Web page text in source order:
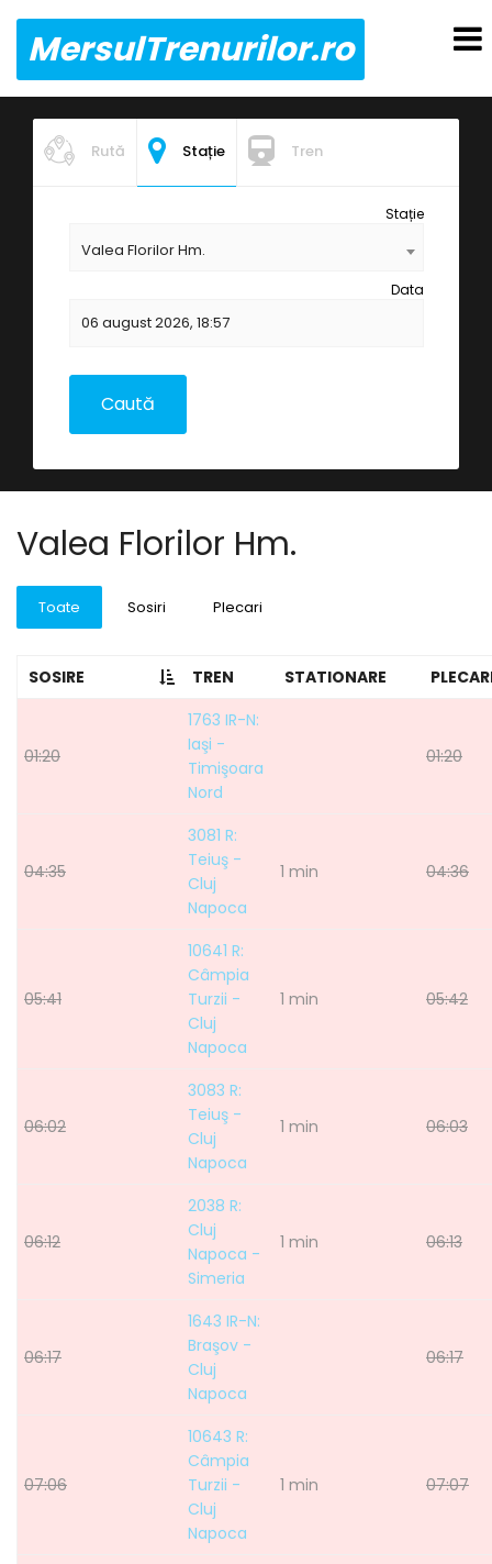
MersulTrenurilor.ro
Rută Stație Tren
Stație
Valea Florilor Hm.
Data
Valea Florilor Hm.
Toate Sosiri Plecari
SOSIRE TREN STATIONARE
01:20
1763 IR-N:
Iaşi -
Timişoara
Nord
01:20
04:35
3081 R:
Teiuş -
Cluj
Napoca
1 min 04:36
05:41
10641 R:
Câmpia
Turzii -
Cluj
Napoca
1 min 05:42
06:02
3083 R:
Teiuş -
Cluj
Napoca
1 min 06:03
06:12
2038 R:
Cluj
Napoca -
Simeria
1 min 06:13
06:17
1643 IR-N:
Braşov -
Cluj
Napoca
06:17
07:06
10643 R:
Câmpia
Turzii -
Cluj
Napoca
1 min 07:07